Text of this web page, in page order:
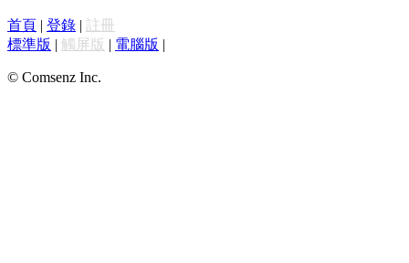
首頁 | 登錄 | 註冊
標準版 | 觸屏版 | 電腦版 |
© Comsenz Inc.